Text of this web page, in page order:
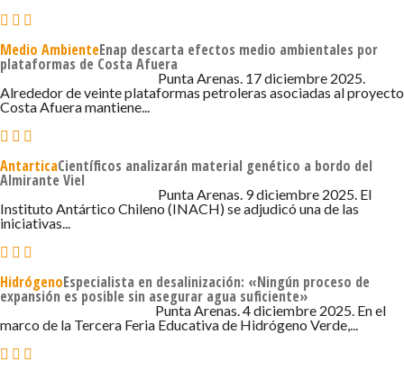
Medio AmbienteEnap descarta efectos medio ambientales por
plataformas de Costa Afuera
17 DE DICIEMBRE DE 2025 - 8:30 Punta Arenas. 17 diciembre 2025.
Alrededor de veinte plataformas petroleras asociadas al proyecto
Costa Afuera mantiene...
AntarticaCientíficos analizarán material genético a bordo del
Almirante Viel
Punta Arenas. 9 diciembre 2025. El
Instituto Antártico Chileno (INACH) se adjudicó una de las
iniciativas...
HidrógenoEspecialista en desalinización: «Ningún proceso de
expansión es posible sin asegurar agua suficiente»
4 DE DICIEMBRE DE 2025 - 3:00 Punta Arenas. 4 diciembre 2025. En el
marco de la Tercera Feria Educativa de Hidrógeno Verde,...